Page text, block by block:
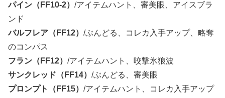
パイン（FF10-2） /アイテムハント、審美眼、アイスブラ
ンド
バルフレア（FF12） /ぶんどる、コレカ入手アップ、略奪
のコンパス
フラン（FF12） /アイテムハント、咬撃氷狼波
サンクレッド（FF14） /ぶんどる、審美眼
プロンプト（FF15） /アイテムハント、コレカ入手アップ